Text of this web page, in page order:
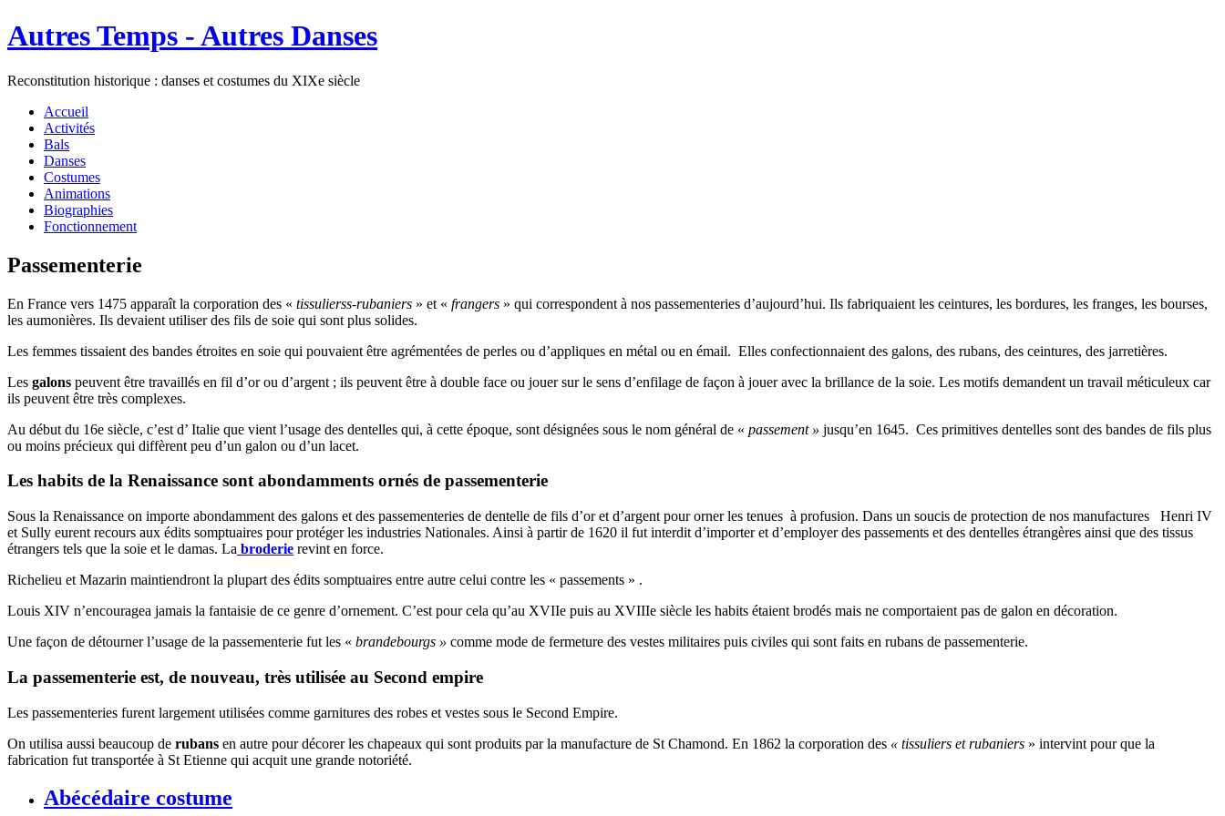
Autres Temps - Autres Danses
Reconstitution historique : danses et costumes du XIXe siècle
Accueil
Activités
Bals
Danses
Costumes
Animations
Biographies
Fonctionnement
Passementerie
En France vers 1475 apparaît la corporation des « tissulierss-rubaniers » et « frangers » qui correspondent à nos passementeries d’aujourd’hui. Ils fabriquaient les ceintures, les bordures, les franges, les bourses,
les aumonières. Ils devaient utiliser des fils de soie qui sont plus solides.
Les femmes tissaient des bandes étroites en soie qui pouvaient être agrémentées de perles ou d’appliques en métal ou en émail. Elles confectionnaient des galons, des rubans, des ceintures, des jarretières.
Les galons peuvent être travaillés en fil d’or ou d’argent ; ils peuvent être à double face ou jouer sur le sens d’enfilage de façon à jouer avec la brillance de la soie. Les motifs demandent un travail méticuleux car
ils peuvent être très complexes.
Au début du 16e siècle, c’est d’ Italie que vient l’usage des dentelles qui, à cette époque, sont désignées sous le nom général de « passement » jusqu’en 1645. Ces primitives dentelles sont des bandes de fils plus
ou moins précieux qui diffèrent peu d’un galon ou d’un lacet.
Les habits de la Renaissance sont abondamments ornés de passementerie
Sous la Renaissance on importe abondamment des galons et des passementeries de dentelle de fils d’or et d’argent pour orner les tenues à profusion. Dans un soucis de protection de nos manufactures Henri IV
et Sully eurent recours aux édits somptuaires pour protéger les industries Nationales. Ainsi à partir de 1620 il fut interdit d’importer et d’employer des passements et des dentelles étrangères ainsi que des tissus
étrangers tels que la soie et le damas. La broderie revint en force.
Richelieu et Mazarin maintiendront la plupart des édits somptuaires entre autre celui contre les « passements » .
Louis XIV n’encouragea jamais la fantaisie de ce genre d’ornement. C’est pour cela qu’au XVIIe puis au XVIIIe siècle les habits étaient brodés mais ne comportaient pas de galon en décoration.
Une façon de détourner l’usage de la passementerie fut les « brandebourgs » comme mode de fermeture des vestes militaires puis civiles qui sont faits en rubans de passementerie.
La passementerie est, de nouveau, très utilisée au Second empire
Les passementeries furent largement utilisées comme garnitures des robes et vestes sous le Second Empire.
On utilisa aussi beaucoup de rubans en autre pour décorer les chapeaux qui sont produits par la manufacture de St Chamond. En 1862 la corporation des « tissuliers et rubaniers » intervint pour que la
fabrication fut transportée à St Etienne qui acquit une grande notoriété.
Abécédaire costume